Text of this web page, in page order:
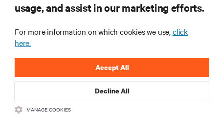
지원
기업
usage, and assist in our marketing efforts.
For more information on which cookies we use,click
here.
Decline All
Accept All
MANAGE COOKIES